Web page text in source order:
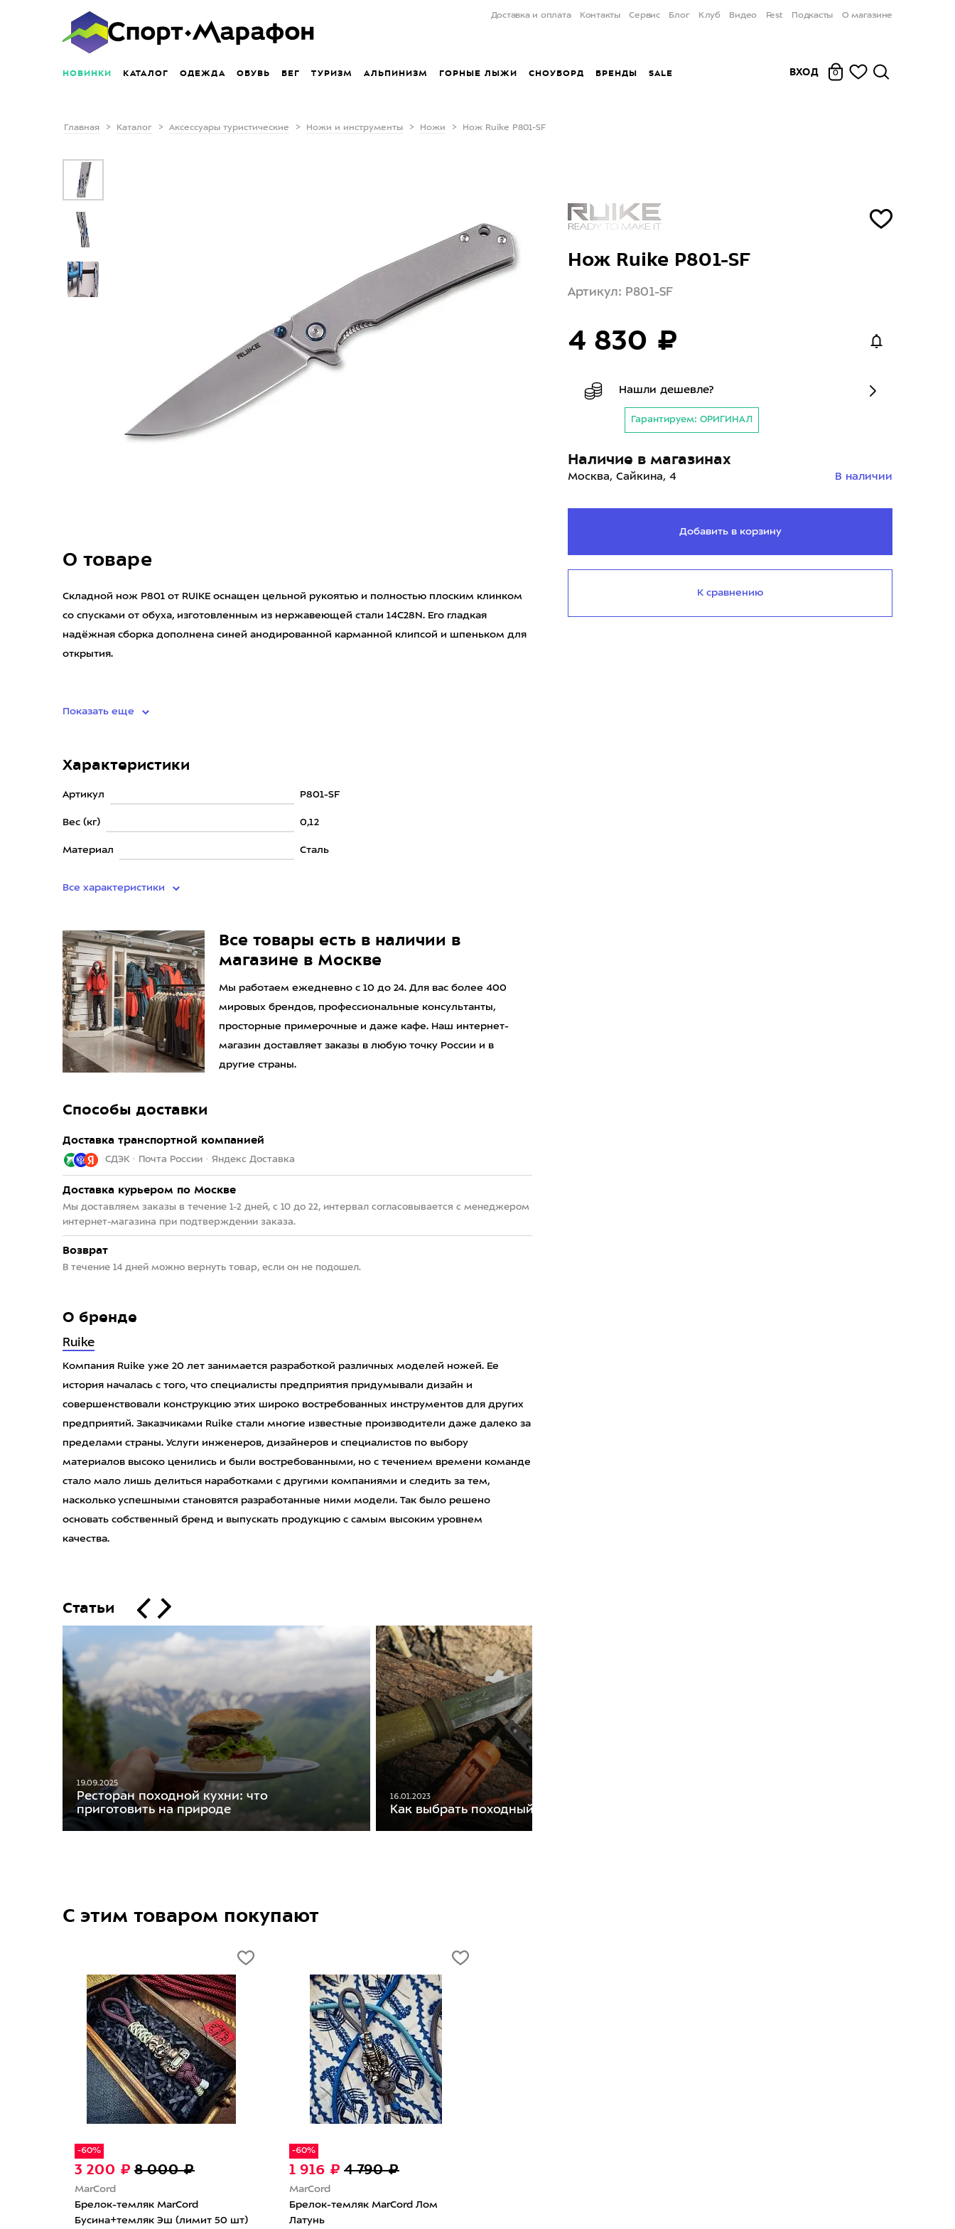
Доставка и оплата Контакты Сервис Блог Клуб Видео Fest Подкасты О магазине
НОВИНКИ КАТАЛОГ ОДЕЖДА ОБУВЬ БЕГ ТУРИЗМ АЛЬПИНИЗМ ГОРНЫЕ ЛЫЖИ СНОУБОРД БРЕНДЫ SALE ВХОД 0
Главная Каталог Аксессуары туристические Ножи и инструменты Ножи Нож Ruike P801-SF
О товаре
Складной нож P801 от RUIKE оснащен цельной рукоятью и полностью плоским клинком
со спусками от обуха, изготовленным из нержавеющей стали 14C28N. Его гладкая
надёжная сборка дополнена синей анодированной карманной клипсой и шпеньком для
открытия.
Показать еще
Характеристики
Артикул P801-SF
Вес (кг) 0,12
Материал Сталь
Все характеристики
Все товары есть в наличии в
магазине в Москве
Мы работаем ежедневно с 10 до 24. Для вас более 400
мировых брендов, профессиональные консультанты,
просторные примерочные и даже кафе. Наш интернет-
магазин доставляет заказы в любую точку России и в
другие страны.
Способы доставки
Доставка транспортной компанией
СДЭК · Почта России · Яндекс Доставка
Доставка курьером по Москве
Мы доставляем заказы в течение 1-2 дней, с 10 до 22, интервал согласовывается с менеджером
интернет-магазина при подтверждении заказа.
Возврат
В течение 14 дней можно вернуть товар, если он не подошел.
О бренде
Ruike
Компания Ruike уже 20 лет занимается разработкой различных моделей ножей. Ее
история началась с того, что специалисты предприятия придумывали дизайн и
совершенствовали конструкцию этих широко востребованных инструментов для других
предприятий. Заказчиками Ruike стали многие известные производители даже далеко за
пределами страны. Услуги инженеров, дизайнеров и специалистов по выбору
материалов высоко ценились и были востребованными, но с течением времени команде
стало мало лишь делиться наработками с другими компаниями и следить за тем,
насколько успешными становятся разработанные ними модели. Так было решено
основать собственный бренд и выпускать продукцию с самым высоким уровнем
качества.
Статьи
19.09.2025
Ресторан походной кухни: что
приготовить на природе
16.01.2023
Как выбрать походный нож
Нож Ruike P801-SF
Артикул: P801-SF
4 830 ₽
Нашли дешевле?
Гарантируем: ОРИГИНАЛ
Наличие в магазинах
Москва, Сайкина, 4 В наличии
Добавить в корзину
К сравнению
С этим товаром покупают
-60%
3 200 ₽ 8 000 ₽
MarCord
Брелок-темляк MarCord
Бусина+темляк Эш (лимит 50 шт)
-60%
1 916 ₽ 4 790 ₽
MarCord
Брелок-темляк MarCord Лом
Латунь